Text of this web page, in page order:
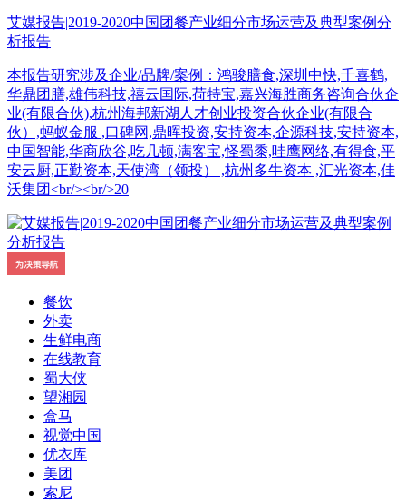
艾媒报告|2019-2020中国团餐产业细分市场运营及典型案例分
析报告
本报告研究涉及企业/品牌/案例：鸿骏膳食,深圳中快,千喜鹤,
华鼎团膳,雄伟科技,禧云国际,荷特宝,嘉兴海胜商务咨询合伙企
业(有限合伙),杭州海邦新湖人才创业投资合伙企业(有限合
伙）,蚂蚁金服 ,口碑网,鼎晖投资,安持资本,企源科技,安持资本,
中国智能,华商欣谷,吃几顿,满客宝,怪蜀黍,哇鹰网络,有得食,平
安云厨,正勤资本,天使湾（领投） ,杭州多牛资本 ,汇光资本,佳
沃集团<br/><br/>20
餐饮
外卖
生鲜电商
在线教育
蜀大侠
望湘园
盒马
视觉中国
优衣库
美团
索尼